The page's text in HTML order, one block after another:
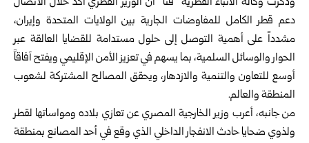
دعم قطر الكامل للمفاوضات الجارية بين الولايات المتحدة وإيران،
مشدداً على أهمية التوصل إلى حلول مستدامة للقضايا العالقة عبر
الحوار والوسائل السلمية، بما يسهم في تعزيز الأمن الإقليمي ويفتح آفاقاً
أوسع للتعاون والتنمية والازدهار، ويحقق المصالح المشتركة لشعوب
المنطقة والعالم.
من جانبه، أعرب وزير الخارجية المصري عن تعازي بلاده ومواساتها لقطر
ولذوي ضحايا حادث الانفجار الداخلي الذي وقع في أحد المصانع بمنطقة